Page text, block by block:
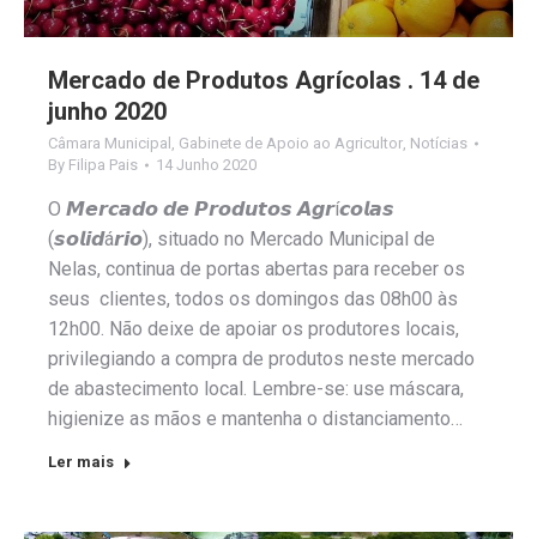
Mercado de Produtos Agrícolas . 14 de
junho 2020
Câmara Municipal , Gabinete de Apoio ao Agricultor, Notícias
By Filipa Pais 14 Junho 2020
O 𝙈𝙚𝙧𝙘𝙖𝙙𝙤 𝙙𝙚 𝙋𝙧𝙤𝙙𝙪𝙩𝙤𝙨 𝘼𝙜𝙧í𝙘𝙤𝙡𝙖𝙨
(𝙨𝙤𝙡𝙞𝙙á𝙧𝙞𝙤), situado no Mercado Municipal de
Nelas, continua de portas abertas para receber os
seus clientes, todos os domingos das 08h00 às
12h00. Não deixe de apoiar os produtores locais,
privilegiando a compra de produtos neste mercado
de abastecimento local. Lembre-se: use máscara,
higienize as mãos e mantenha o distanciamento…
Ler mais